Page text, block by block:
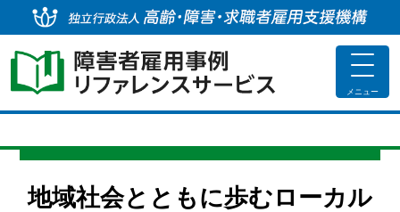
toggle
メニュー
地域社会とともに歩むローカル